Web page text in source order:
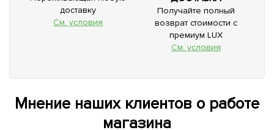
доставку
См. условия
Получайте полный
возврат стоимости с
премиум LUX
См. условия
Мнение наших клиентов о работе
магазина